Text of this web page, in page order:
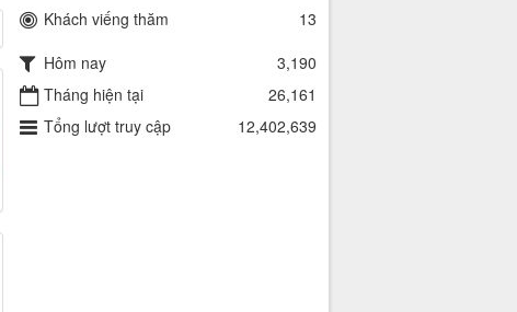
Khách viếng thăm
13
Hôm nay
3,190
Tháng hiện tại
26,161
Tổng lượt truy cập
12,402,639